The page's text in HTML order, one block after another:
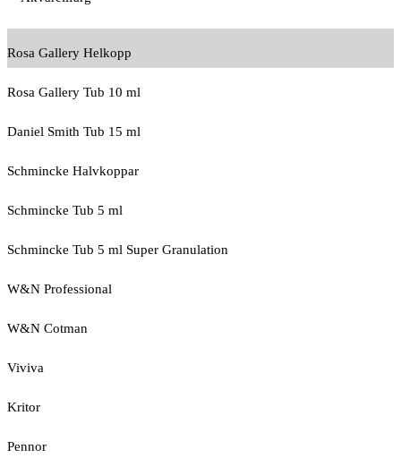
Rosa Gallery Helkopp
Rosa Gallery Tub 10 ml
Daniel Smith Tub 15 ml
Schmincke Halvkoppar
Schmincke Tub 5 ml
Schmincke Tub 5 ml Super Granulation
W&N Professional
W&N Cotman
Viviva
Kritor
Pennor